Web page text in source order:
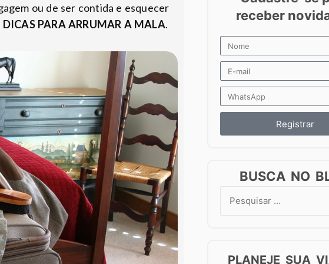
ou de ser contida e esquecer
DICAS PARA ARRUMAR A MALA.
Registrar
BUSCA NO
Search
PLANEJE SUA